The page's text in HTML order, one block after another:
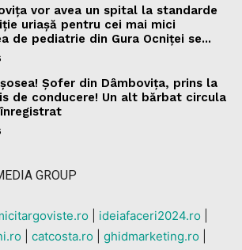
vor avea un spital la standarde
uriașă pentru cei mai mici
de pediatrie din Gura Ocniței se...
Șofer din Dâmbovița, prins la
de conducere! Un alt bărbat circula
GROUP
ideiafaceri2024.ro
catcosta.ro ghidmarketing.ro